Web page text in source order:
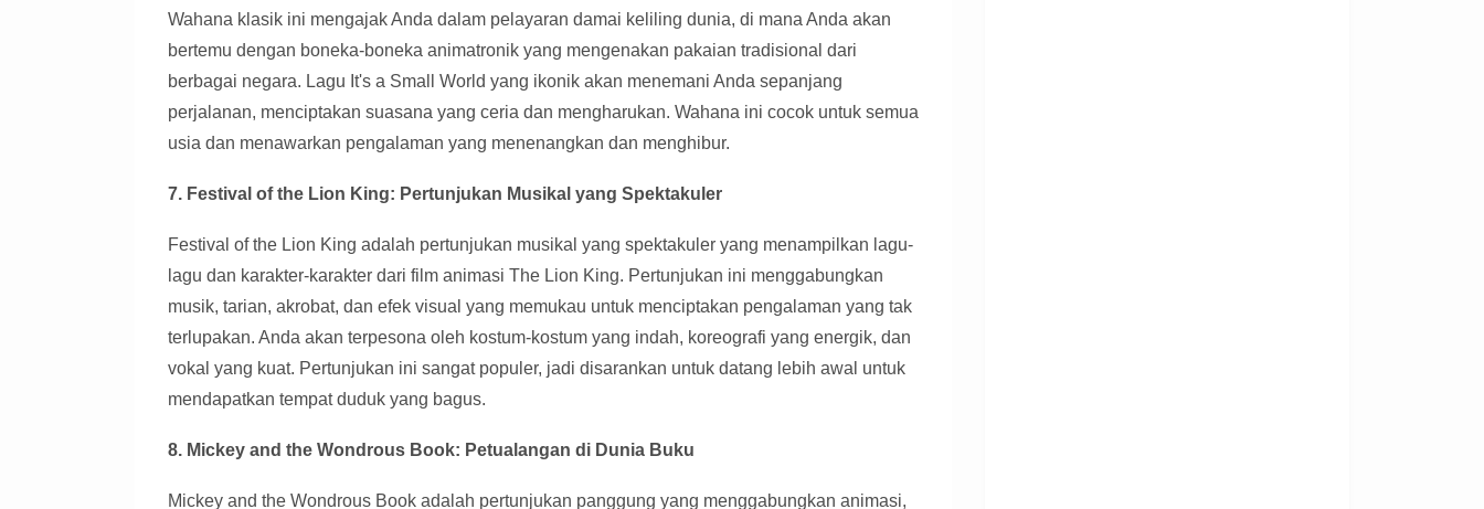
Wahana klasik ini mengajak Anda dalam pelayaran damai keliling dunia, di mana Anda akan
bertemu dengan boneka-boneka animatronik yang mengenakan pakaian tradisional dari
berbagai negara. Lagu It's a Small World yang ikonik akan menemani Anda sepanjang
perjalanan, menciptakan suasana yang ceria dan mengharukan. Wahana ini cocok untuk semua
usia dan menawarkan pengalaman yang menenangkan dan menghibur.
7. Festival of the Lion King: Pertunjukan Musikal yang Spektakuler
Festival of the Lion King adalah pertunjukan musikal yang spektakuler yang menampilkan lagu-
lagu dan karakter-karakter dari film animasi The Lion King. Pertunjukan ini menggabungkan
musik, tarian, akrobat, dan efek visual yang memukau untuk menciptakan pengalaman yang tak
terlupakan. Anda akan terpesona oleh kostum-kostum yang indah, koreografi yang energik, dan
vokal yang kuat. Pertunjukan ini sangat populer, jadi disarankan untuk datang lebih awal untuk
mendapatkan tempat duduk yang bagus.
8. Mickey and the Wondrous Book: Petualangan di Dunia Buku
Mickey and the Wondrous Book adalah pertunjukan panggung yang menggabungkan animasi,